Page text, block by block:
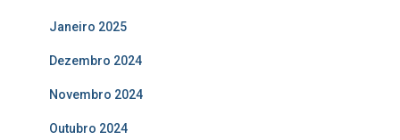
Janeiro 2025
Dezembro 2024
Novembro 2024
Outubro 2024